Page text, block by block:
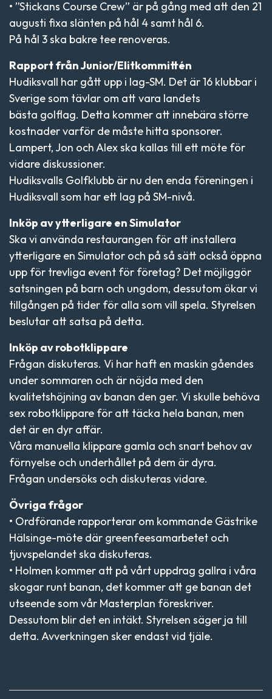
• ”Stickans Course Crew” är på gång med att den 21
augusti fixa slänten på hål 4 samt hål 6.
På hål 3 ska bakre tee renoveras.
Rapport från Junior/Elitkommittén
Hudiksvall har gått upp i lag-SM. Det är 16 klubbar i
Sverige som tävlar om att vara landets
bästa golflag. Detta kommer att innebära större
kostnader varför de måste hitta sponsorer.
Lampert, Jon och Alex ska kallas till ett möte för
vidare diskussioner.
Hudiksvalls Golfklubb är nu den enda föreningen i
Hudiksvall som har ett lag på SM-nivå.
Inköp av ytterligare en Simulator
Ska vi använda restaurangen för att installera
ytterligare en Simulator och på så sätt också öppna
upp för trevliga event för företag? Det möjliggör
satsningen på barn och ungdom, dessutom ökar vi
tillgången på tider för alla som vill spela. Styrelsen
beslutar att satsa på detta.
Inköp av robotklippare
Frågan diskuteras. Vi har haft en maskin gåendes
under sommaren och är nöjda med den
kvalitetshöjning av banan den ger. Vi skulle behöva
sex robotklippare för att täcka hela banan, men
det är en dyr affär.
Våra manuella klippare gamla och snart behov av
förnyelse och underhållet på dem är dyra.
Frågan undersöks och diskuteras vidare.
Övriga frågor
• Ordförande rapporterar om kommande Gästrike
Hälsinge-möte där greenfeesamarbetet och
tjuvspelandet ska diskuteras.
• Holmen kommer att på vårt uppdrag gallra i våra
skogar runt banan, det kommer att ge banan det
utseende som vår Masterplan föreskriver.
Dessutom blir det en intäkt. Styrelsen säger ja till
detta. Avverkningen sker endast vid tjäle.